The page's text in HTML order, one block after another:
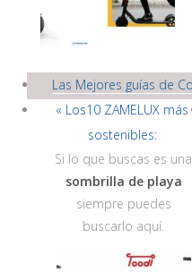
Las Mejores guías de
« Los10 ZAMELUX más
sostenibles:
Si lo que buscas es una
sombrilla de playa
siempre puedes
buscarlo aquí.